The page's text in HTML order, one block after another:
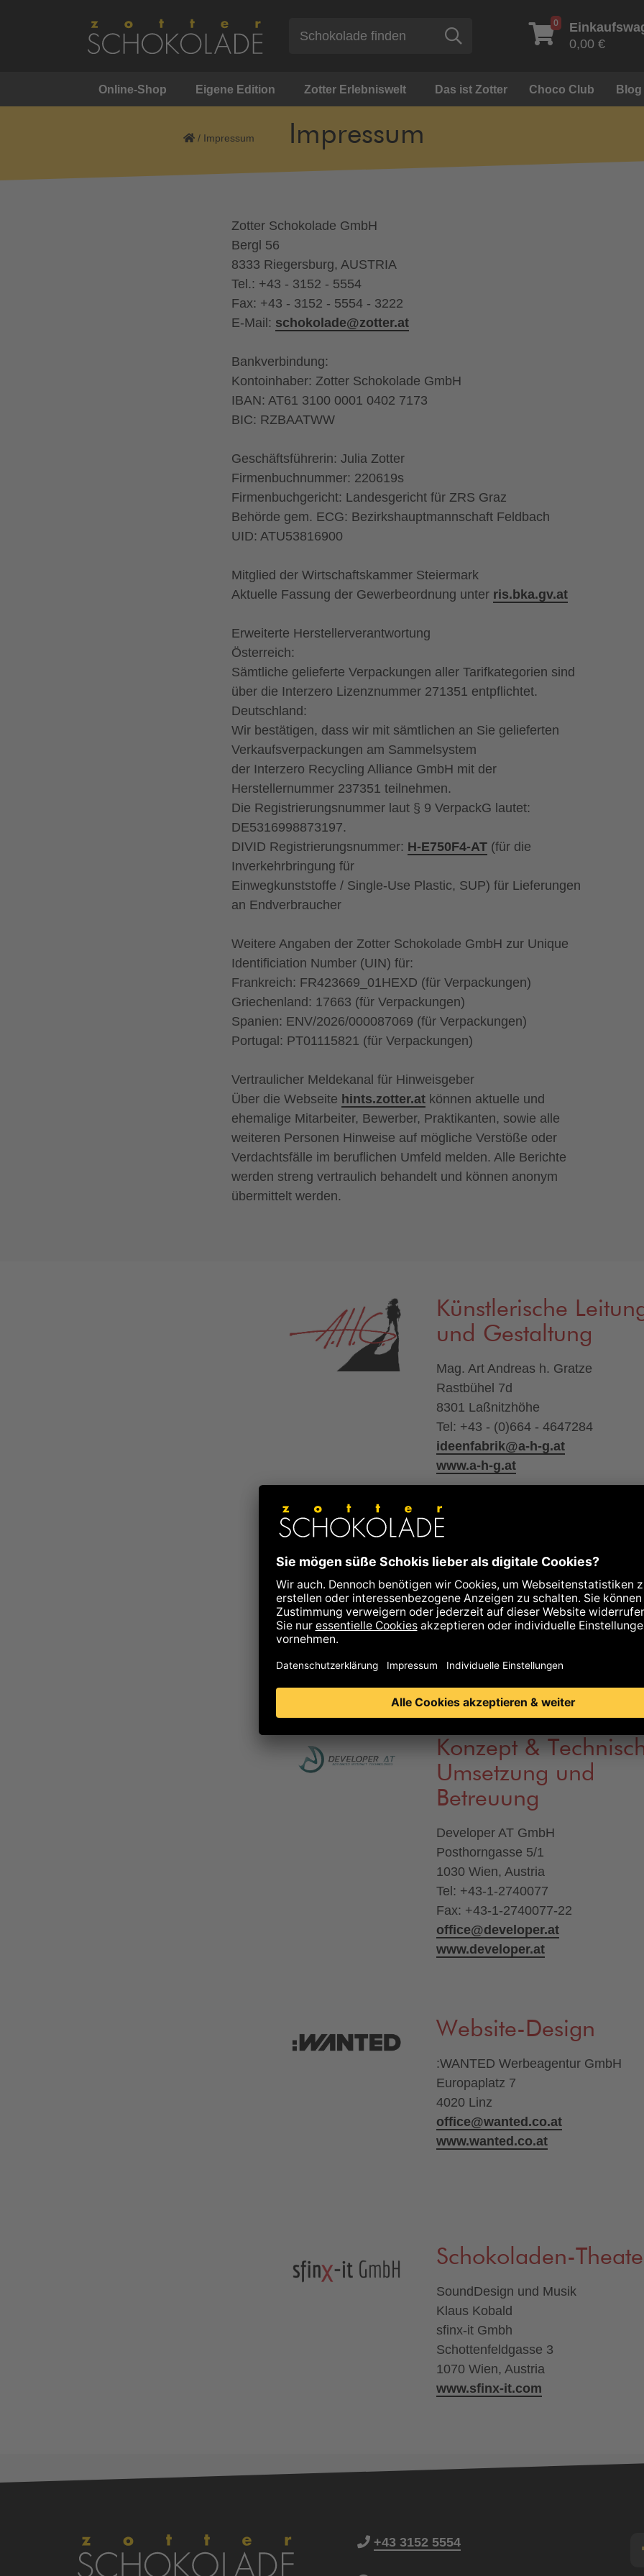
0
0,00 €
Online-Shop Eigene Edition Zotter Erlebniswelt Das ist Zotter Choco Club Blog
/ Impressum Impressum
Zotter Schokolade GmbH
Bergl 56
8333 Riegersburg, AUSTRIA
Tel.: +43 - 3152 - 5554
Fax: +43 - 3152 - 5554 - 3222
E-Mail: schokolade@zotter.at
Bankverbindung:
Kontoinhaber: Zotter Schokolade GmbH
IBAN: AT61 3100 0001 0402 7173
BIC: RZBAATWW
Geschäftsführerin: Julia Zotter
Firmenbuchnummer: 220619s
Firmenbuchgericht: Landesgericht für ZRS Graz
Behörde gem. ECG: Bezirkshauptmannschaft Feldbach
UID: ATU53816900
Mitglied der Wirtschaftskammer Steiermark
Aktuelle Fassung der Gewerbeordnung unter ris.bka.gv.at
Erweiterte Herstellerverantwortung
Österreich:
Sämtliche gelieferte Verpackungen aller Tarifkategorien sind
über die Interzero Lizenznummer 271351 entpflichtet.
Deutschland:
Wir bestätigen, dass wir mit sämtlichen an Sie gelieferten
Verkaufsverpackungen am Sammelsystem
der Interzero Recycling Alliance GmbH mit der
Herstellernummer 237351 teilnehmen.
Die Registrierungsnummer laut § 9 VerpackG lautet:
DE5316998873197.
DIVID Registrierungsnummer: H-E750F4-AT (für die
Inverkehrbringung für
Einwegkunststoffe / Single-Use Plastic, SUP) für Lieferungen
an Endverbraucher
Weitere Angaben der Zotter Schokolade GmbH zur Unique
Identificiation Number (UIN) für:
Frankreich: FR423669_01HEXD (für Verpackungen)
Griechenland: 17663 (für Verpackungen)
Spanien: ENV/2026/000087069 (für Verpackungen)
Portugal: PT01115821 (für Verpackungen)
Vertraulicher Meldekanal für Hinweisgeber
Über die Webseite hints.zotter.at können aktuelle und
ehemalige Mitarbeiter, Bewerber, Praktikanten, sowie alle
weiteren Personen Hinweise auf mögliche Verstöße oder
Verdachtsfälle im beruflichen Umfeld melden. Alle Berichte
werden streng vertraulich behandelt und können anonym
übermittelt werden.
Künstlerische
und Gestaltung
Mag. Art Andreas h. Gratze
Rastbühel 7d
8301 Laßnitzhöhe
Tel: +43 - (0)664 - 4647284
ideenfabrik@a-h-g.at
www.a-h-g.at
Inhalt & Text
Yvonne Quella
Rastbühel 7d
8301 Laßnitzhöhe
yvonne.quella@zotter.at
Konzept &
Umsetzung und
Betreuung
Developer AT GmbH
Posthorngasse 5/1
1030 Wien, Austria
Tel: +43-1-2740077
Fax: +43-1-2740077-22
office@developer.at
www.developer.at
Website-Design
:WANTED Werbeagentur GmbH
Europaplatz 7
4020 Linz
office@wanted.co.at
www.wanted.co.at
Schokoladen-
SoundDesign und Musik
Klaus Kobald
sfinx-it Gmbh
Schottenfeldgasse 3
1070 Wien, Austria
www.sfinx-it.com
+43 3152 5554